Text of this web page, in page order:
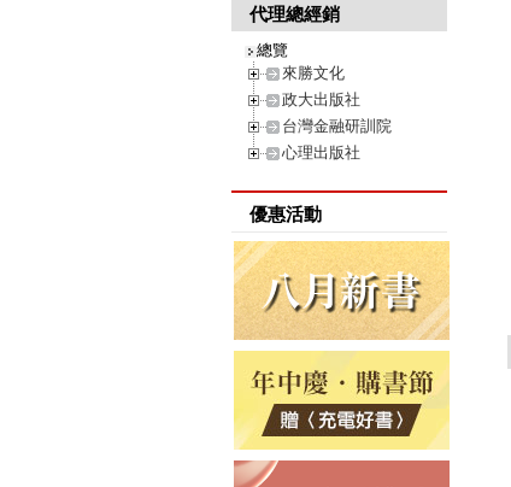
代理總經銷
總覽
來勝文化
政大出版社
台灣金融研訓院
心理出版社
優惠活動